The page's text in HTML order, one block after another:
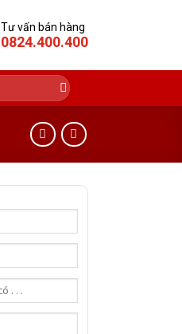
Tư vấn bán hàng
0824.400.400